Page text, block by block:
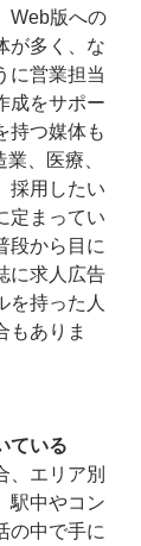
Web版への
が多く、な
に営業担当
成をサポー
持つ媒体も
、医療、
採用したい
定まってい
段から目に
に求人広告
を持った人
もありま
ている
、エリア別
駅中やコン
の中で手に